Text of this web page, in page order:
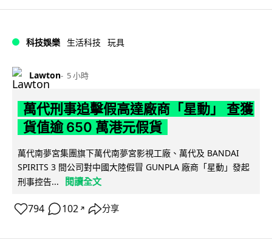
科技娛樂 生活科技 玩具
Lawton 5 小時
萬代刑事追擊假高達廠商「星動」 查獲
貨值逾 650 萬港元假貨
萬代南夢宮集團旗下萬代南夢宮影視工廠、萬代及 BANDAI
SPIRITS 3 間公司對中國大陸假冒 GUNPLA 廠商「星動」發起
刑事控告...
閱讀全文
794 102 ↗ 分享